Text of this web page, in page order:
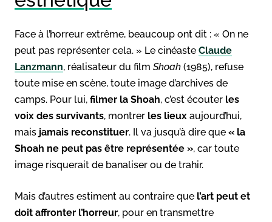
Face à l’horreur extrême, beaucoup ont dit : « On ne
peut pas représenter cela. » Le cinéaste Claude
Lanzmann, réalisateur du film Shoah (1985), refuse
toute mise en scène, toute image d’archives de
camps. Pour lui, filmer la Shoah, c’est écouter les
voix des survivants, montrer les lieux aujourd’hui,
mais jamais reconstituer. Il va jusqu’à dire que « la
Shoah ne peut pas être représentée », car toute
image risquerait de banaliser ou de trahir.
Mais d’autres estiment au contraire que l’art peut et
doit affronter l’horreur, pour en transmettre